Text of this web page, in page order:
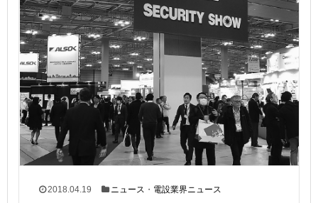
2018.04.19 ニュース ・ 電設業界ニュース